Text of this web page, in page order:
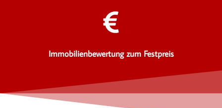
Immobilienbewertung zum Festpreis